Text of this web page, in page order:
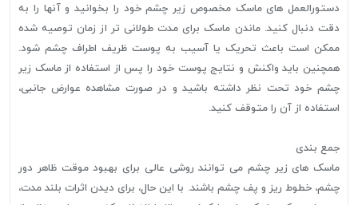
دستورالعمل های ماسک مخصوص زیر چشم خود را بخوانید و آنها را به
دقت دنبال کنید. ماندن ماسک برای مدت طولانی تر از زمان توصیه شده
ممکن است باعث تحریک یا آسیب به پوست ظریف اطراف چشم شود.
همچنین باید واکنش و نتایج پوست خود را پس از استفاده از ماسک زیر
چشم خود تحت نظر داشته باشید و در صورت مشاهده عوارض جانبی،
استفاده از آن را متوقف کنید.
جمع بندی
ماسک های زیر چشم می توانند روشی عالی برای بهبود موقت ظاهر دور
چشم، خطوط ریز و پف چشم باشند. با این حال، برای دیدن اثرات بلند مدت،